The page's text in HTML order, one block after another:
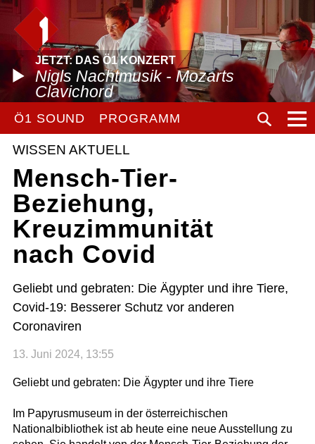
JETZT: DAS Ö1 KONZERT
Nigls Nachtmusik - Mozarts
Clavichord
Ö1 SOUND PROGRAMM
WISSEN AKTUELL
Mensch-Tier-
Beziehung,
Kreuzimmunität
nach Covid
Geliebt und gebraten: Die Ägypter und ihre Tiere,
Covid-19: Besserer Schutz vor anderen
Coronaviren
13. Juni 2024, 13:55
Geliebt und gebraten: Die Ägypter und ihre Tiere
Im Papyrusmuseum in der österreichischen
Nationalbibliothek ist ab heute eine neue Ausstellung zu